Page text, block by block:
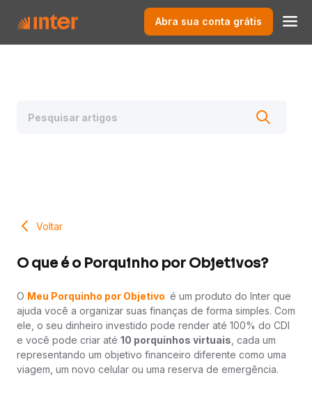
Abra sua conta grátis
Voltar
O que é o Porquinho por Objetivos?
O Meu Porquinho por Objetivo é um produto do Inter que
ajuda você a organizar suas finanças de forma simples. Com
ele, o seu dinheiro investido pode render até 100% do CDI
e você pode criar até 10 porquinhos virtuais , cada um
representando um objetivo financeiro diferente como uma
viagem, um novo celular ou uma reserva de emergência.